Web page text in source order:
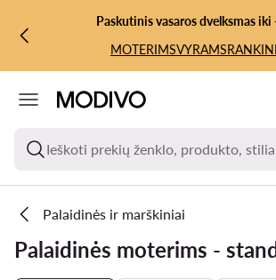
PEREITI PRIE PAGRINDINIO TURINIO
PEREITI Į PAIEŠKĄPaskutinis vasaros dvelksmas iki
MOTERIMSVYRAMS
Ieškoti prekių ženklo, produkto,
Palaidinės ir marškiniai
Palaidinės moterims -